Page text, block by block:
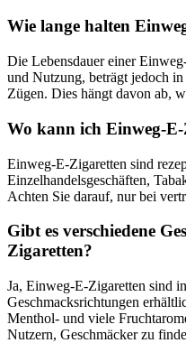
Wie lange halten
Die Lebensdauer einer
und Nutzung, beträgt jedoch
Zügen. Dies hängt davon ab,
Wo kann ich Einweg-
Einweg-E-Zigaretten sind
Einzelhandelsgeschäften,
Achten Sie darauf, nur bei
Gibt es verschiedene
Zigaretten?
Ja, Einweg-E-Zigaretten sind
Geschmacksrichtungen
Menthol- und viele
Nutzern, Geschmäcker zu